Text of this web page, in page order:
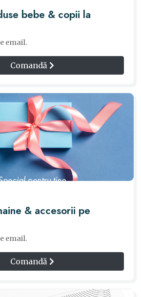
bebe & copii la
email.
Comandă
& accesorii pe
email.
Comandă